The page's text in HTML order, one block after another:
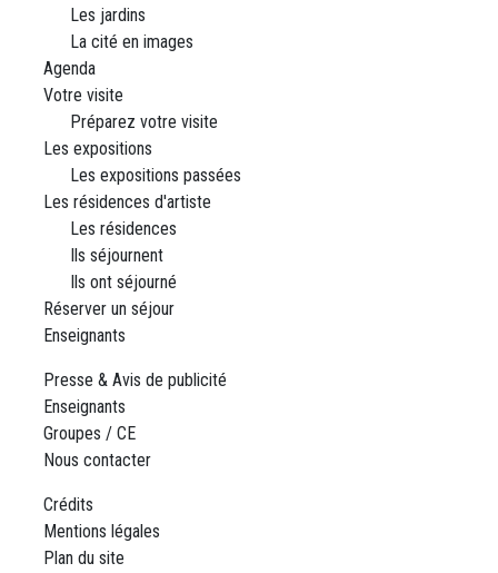
Les jardins
La cité en images
Agenda
Votre visite
Préparez votre visite
Les expositions
Les expositions passées
Les résidences d'artiste
Les résidences
Ils séjournent
Ils ont séjourné
Réserver un séjour
Enseignants
Presse & Avis de publicité
Enseignants
Groupes / CE
Nous contacter
Crédits
Mentions légales
Plan du site